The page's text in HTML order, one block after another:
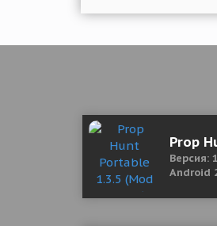
Prop
Версия:
Android